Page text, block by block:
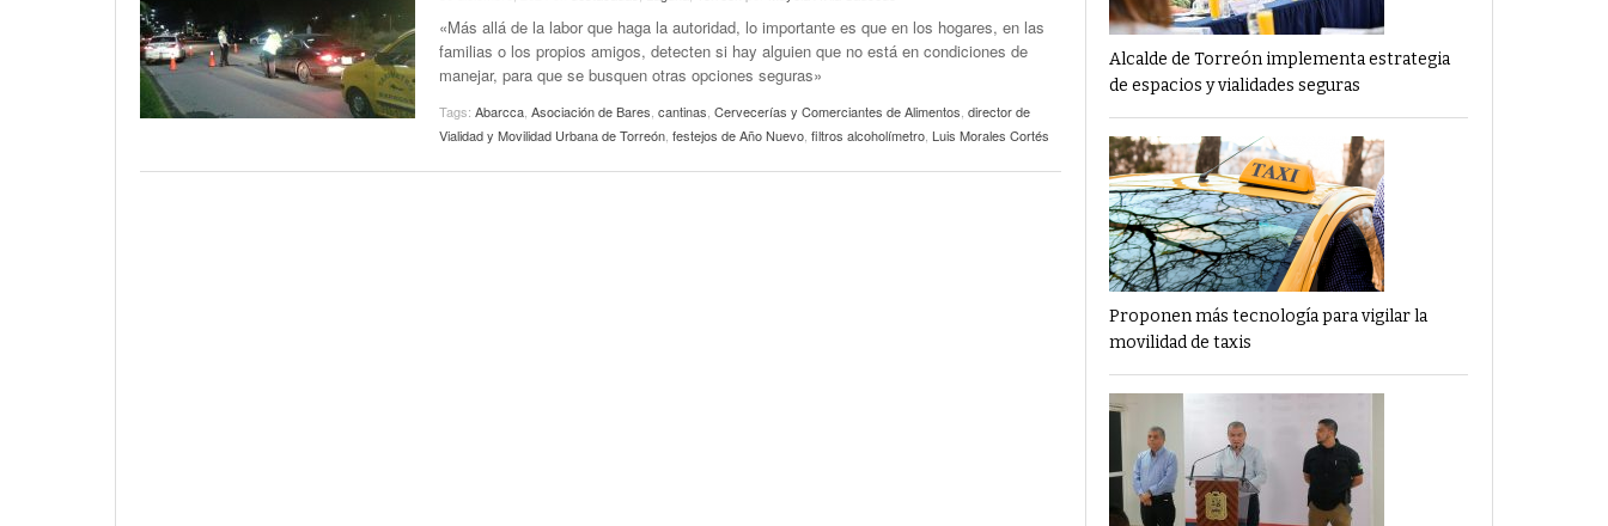
«Más allá de la labor que haga la autoridad, lo importante es que en los hogares, en las
familias o los propios amigos, detecten si hay alguien que no está en condiciones de
manejar, para que se busquen otras opciones seguras»
Tags: Abarcca Asociación de Bares cantinas Cervecerías y Comerciantes de Alimentos director de
Vialidad y Movilidad Urbana de Torreón festejos de Año Nuevo filtros alcoholímetro Luis Morales Cortés
Alcalde de Torreón implementa estrategia
de espacios y vialidades seguras
Proponen más tecnología para vigilar la
movilidad de taxis